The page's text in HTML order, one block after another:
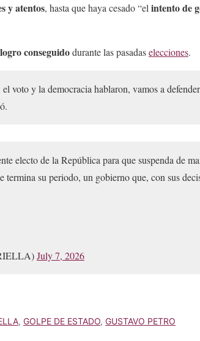
y atentos, hasta que haya cesado “elintento de
logro conseguidodurante las pasadaselecciones.
voto y la democracia hablaron, vamos a
electo de la República para que suspenda de
su periodo, un gobierno que, con sus
July 7, 2026
, GOLPE DE ESTADO, GUSTAVO PETRO